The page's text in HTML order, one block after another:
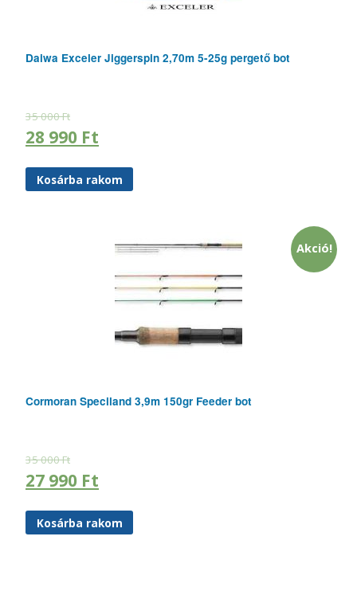
Daiwa Exceler Jiggerspin 2,70m 5-25g pergető bot
35 000Ft
28 990 Ft
Kosárba rakom
Akció!
Cormoran Speciland 3,9m 150gr Feeder bot
35 000Ft
27 990 Ft
Kosárba rakom